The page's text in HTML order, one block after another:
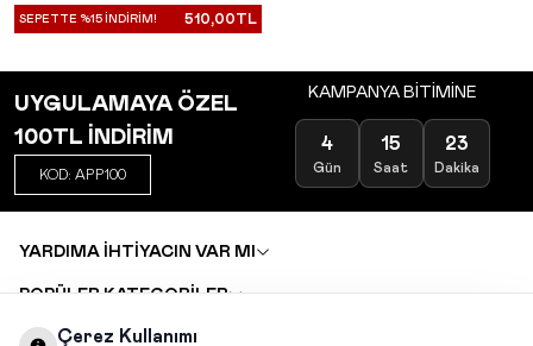
SEPETTE %15 İNDİRİM! 510,00TL
UYGULAMAYA ÖZEL
100TL İNDİRİM
KOD: APP100
KAMPANYA BİTİMİNE
4
Gün
15
Saat
23
Dakika
YARDIMA İHTİYACIN VAR MI
POPÜLER KATEGORİLER
DEĞİŞİM VE İADE TALEBİ
Çerez Kullanımı